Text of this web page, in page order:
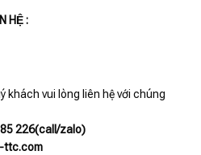
HỆ :
khách vui lòng liên hệ với chúng
226(call/zalo)
ttc.com